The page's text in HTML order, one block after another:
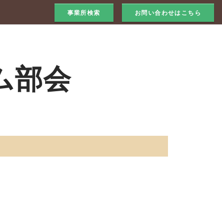
事業所検索 お問い合わせはこちら
部会